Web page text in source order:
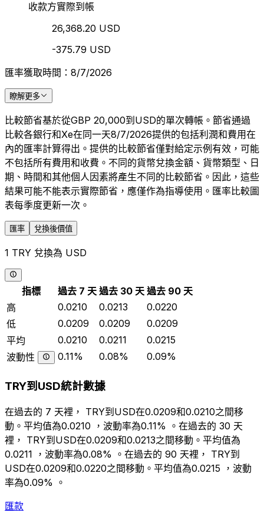
收款方實際到帳
26,368.20 USD
-375.79 USD
匯率獲取時間：8/7/2026
瞭解更多
比較節省基於從GBP 20,000到USD的單次轉帳。節省通過
比較各銀行和Xe在同一天8/7/2026提供的包括利潤和費用在
內的匯率計算得出。提供的比較節省僅對給定示例有效，可能
不包括所有費用和收費。不同的貨幣兌換金額、貨幣類型、日
期、時間和其他個人因素將產生不同的比較節省。因此，這些
結果可能不能表示實際節省，應僅作為指導使用。匯率比較圖
表每季度更新一次。
匯率 兌換後價值
1 TRY 兌換為 USD
指標 過去 7 天 過去 30 天 過去 90 天
高
0.0210 0.0213
0.0220
低
0.0209 0.0209
0.0209
平均
0.0210 0.0211
0.0215
波動性
0.11% 0.08% 0.09%
TRY到USD統計數據
在過去的 7 天裡， TRY到USD在0.0209和0.0210之間移
動。平均值為0.0210 ，波動率為0.11% 。在過去的 30 天
裡， TRY到USD在0.0209和0.0213之間移動。平均值為
0.0211 ，波動率為0.08% 。在過去的 90 天裡， TRY到
USD在0.0209和0.0220之間移動。平均值為0.0215 ，波動
率為0.09% 。
匯款